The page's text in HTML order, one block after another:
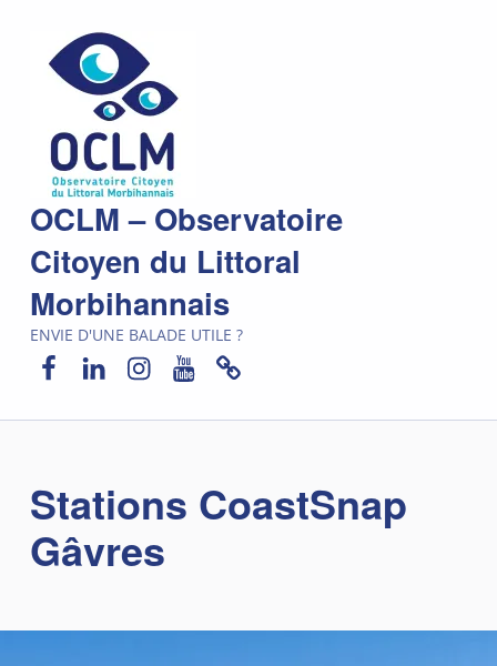
OCLM – Observatoire
Citoyen du Littoral
Morbihannais
ENVIE D'UNE BALADE UTILE ?
Facebook
LinkedInInstagram
YouTubeNewsletter
Stations CoastSnap
Gâvres